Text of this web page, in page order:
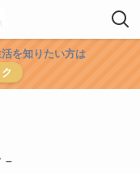
を知りたい方は
–